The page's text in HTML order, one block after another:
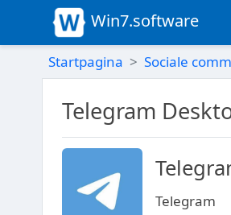
Win7.software
Startpagina Sociale
Telegram
Telegram